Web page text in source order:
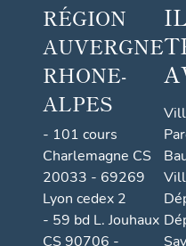
RÉGION
AUVERGNE
RHONE-
ALPES
- 101 cours
Charlemagne CS
20033 - 69269
Lyon cedex 2
- 59 bd L. Jouhaux
CS 90706 -